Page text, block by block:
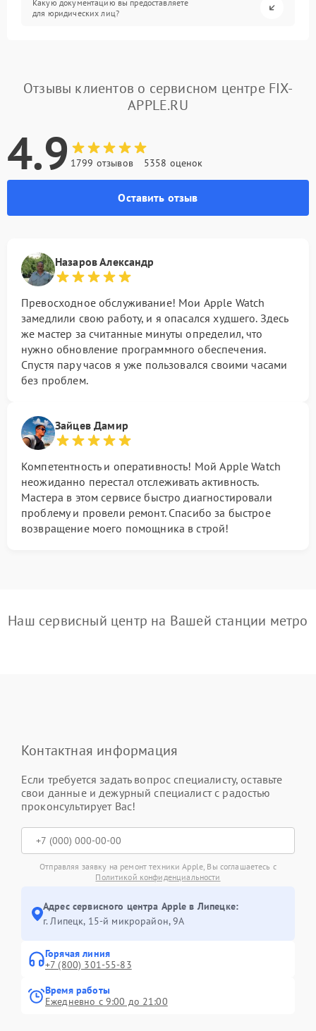
Какую документацию вы предоставляете
для юридических лиц?
Отзывы клиентов о сервисном центре FIX-
APPLE.RU
4.9 1799 отзывов 5358 оценок
Оставить отзыв
Назаров Александр
Превосходное обслуживание! Мои Apple Watch
замедлили свою работу, и я опасался худшего. Здесь
же мастер за считанные минуты определил, что
нужно обновление программного обеспечения.
Спустя пару часов я уже пользовался своими часами
без проблем.
Зайцев Дамир
Компетентность и оперативность! Мой Apple Watch
неожиданно перестал отслеживать активность.
Мастера в этом сервисе быстро диагностировали
проблему и провели ремонт. Спасибо за быстрое
возвращение моего помощника в строй!
Наш сервисный центр на Вашей станции метро
Контактная информация
Если требуется задать вопрос специалисту, оставьте
свои данные и дежурный специалист с радостью
проконсультирует Вас!
Отправляя заявку на ремонт техники Apple, Вы соглашаетесь с
Политикой конфиденциальности
Адрес сервисного центра Apple в Липецке:
г. Липецк, 15-й микрорайон, 9А
Горячая линия
+7 (800) 301-55-83
Время работы
Ежедневно с 9:00 до 21:00